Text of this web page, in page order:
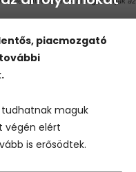
piacmozgató
maguk
elért
is erősödtek.